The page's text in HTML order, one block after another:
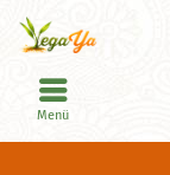
Menü